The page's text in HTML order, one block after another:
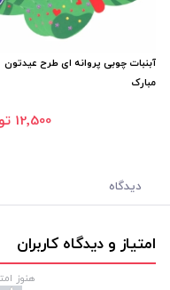
آبنبات چوبی پروانه ای طرح عیدتون
مبارک
12٬500 تومان
دیدگاه
امتیاز و دیدگاه کاربران
هنوز